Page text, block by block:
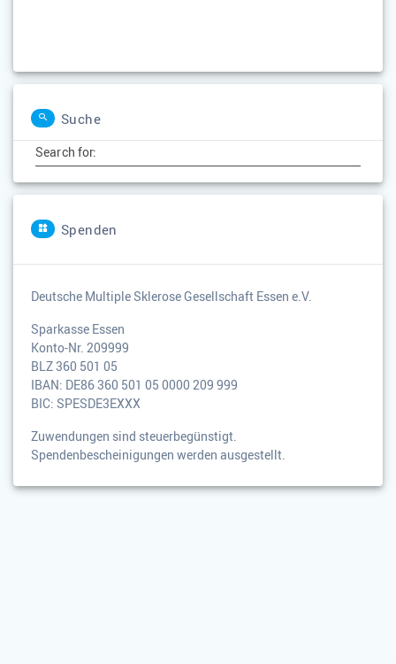
Suche
Search for:
Spenden
Deutsche Multiple Sklerose Gesellschaft Essen e.V.
Sparkasse Essen
Konto-Nr. 209999
BLZ 360 501 05
IBAN: DE86 360 501 05 0000 209 999
BIC: SPESDE3EXXX
Zuwendungen sind steuerbegünstigt.
Spendenbescheinigungen werden ausgestellt.